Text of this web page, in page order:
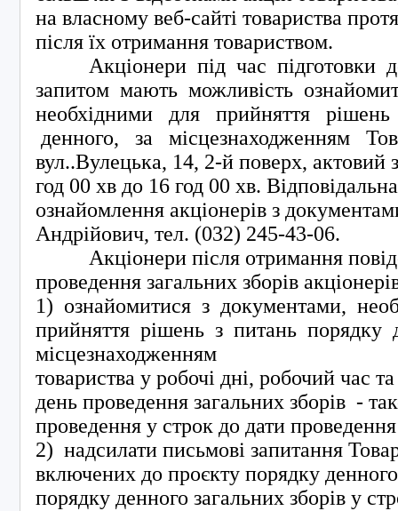
на власному веб-сайті товариства
після їх отримання товариством.
Акціонери під час підготовки
запитом мають можливість
необхідними для прийняття
денного, за місцезнаходженням
вул..Вулецька, 14, 2-й поверх, актовий
год 00 хв до 16 год 00 хв.
ознайомлення акціонерів з
Андрійович, тел. (032) 245-43-06.
Акціонери після отримання
проведення загальних зборів
1) ознайомитися з документами,
прийняття рішень з питань порядку
місцезнаходженням
товариства у робочі дні, робочий час
день проведення загальних зборів -
проведення у строк до дати
2) надсилати письмові запитання
включених до проєкту порядку
порядку денного загальних зборів у